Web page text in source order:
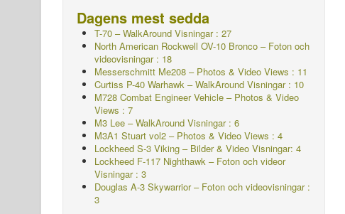
Dagens mest sedda
T-70 – WalkAround Visningar : 27
North American Rockwell OV-10 Bronco – Foton och
videovisningar : 18
Messerschmitt Me208 – Photos & Video Views : 11
Curtiss P-40 Warhawk – WalkAround Visningar : 10
M728 Combat Engineer Vehicle – Photos & Video
Views : 7
M3 Lee – WalkAround Visningar : 6
M3A1 Stuart vol2 – Photos & Video Views : 4
Lockheed S-3 Viking – Bilder & Video Visningar: 4
Lockheed F-117 Nighthawk – Foton och videor
Visningar : 3
Douglas A-3 Skywarrior – Foton och videovisningar :
3